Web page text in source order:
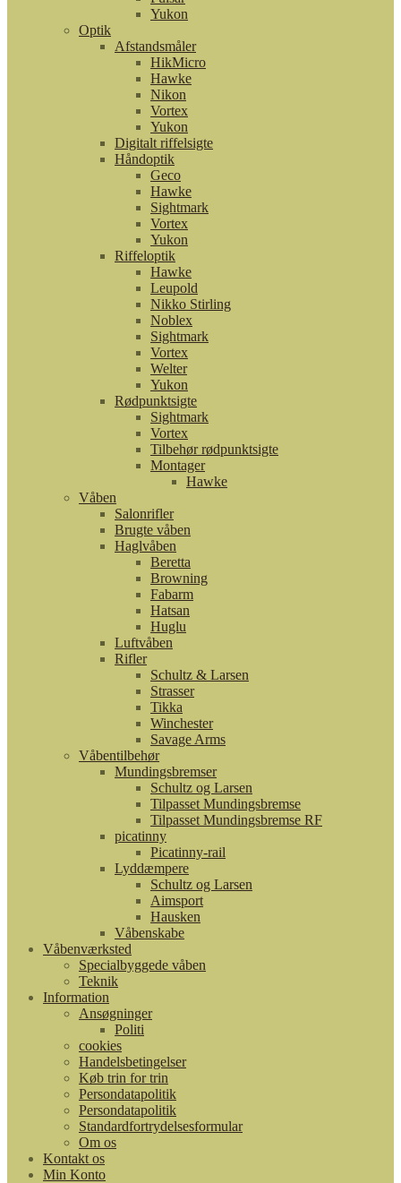
Yukon
Optik
Afstandsmåler
HikMicro
Hawke
Nikon
Vortex
Yukon
Digitalt riffelsigte
Håndoptik
Geco
Hawke
Sightmark
Vortex
Yukon
Riffeloptik
Hawke
Leupold
Nikko Stirling
Noblex
Sightmark
Vortex
Welter
Yukon
Rødpunktsigte
Sightmark
Vortex
Tilbehør rødpunktsigte
Montager
Hawke
Våben
Salonrifler
Brugte våben
Haglvåben
Beretta
Browning
Fabarm
Hatsan
Huglu
Luftvåben
Rifler
Schultz & Larsen
Strasser
Tikka
Winchester
Savage Arms
Våbentilbehør
Mundingsbremser
Schultz og Larsen
Tilpasset Mundingsbremse
Tilpasset Mundingsbremse RF
picatinny
Picatinny-rail
Lyddæmpere
Schultz og Larsen
Aimsport
Hausken
Våbenskabe
Våbenværksted
Specialbyggede våben
Teknik
Information
Ansøgninger
Politi
cookies
Handelsbetingelser
Køb trin for trin
Persondatapolitik
Persondatapolitik
Standardfortrydelsesformular
Om os
Kontakt os
Min Konto